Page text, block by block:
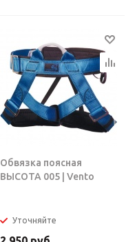
Обвязка поясная
ВЫСОТА 005 | Vento
Уточняйте